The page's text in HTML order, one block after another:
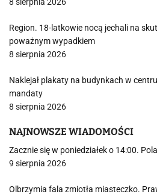
Region. 18-latkowie nocą jechali na
poważnym wypadkiem
8 sierpnia 2026
Naklejał plakaty na budynkach w
mandaty
8 sierpnia 2026
NAJNOWSZE WIADOMOŚCI
Zacznie się w poniedziałek o 14:00.
9 sierpnia 2026
Olbrzymia fala zmiotła miasteczko.